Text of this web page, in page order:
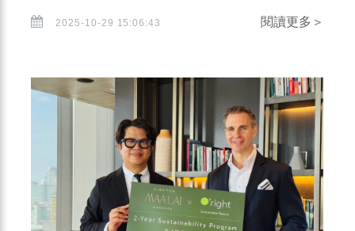
2025-10-29 15:06:43 閱讀更多＞